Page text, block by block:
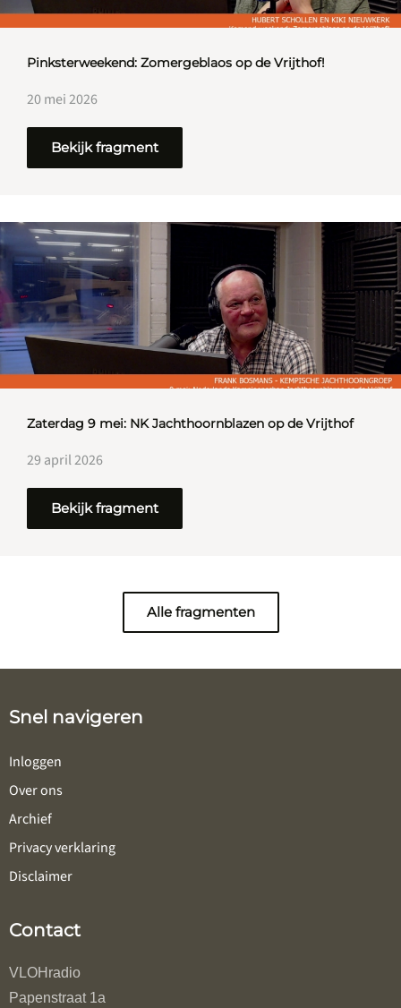
Pinksterweekend: Zomergeblaos op de Vrijthof!
20 mei 2026
Bekijk fragment
Zaterdag 9 mei: NK Jachthoornblazen op de Vrijthof
29 april 2026
Bekijk fragment
Alle fragmenten
Snel navigeren
Inloggen
Over ons
Archief
Privacy verklaring
Disclaimer
Contact
VLOHradio
Papenstraat 1a